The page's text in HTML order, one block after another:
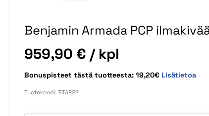
Benjamin Armada PCP
Hinta
959,90 € / kpl
Bonuspisteet tästä tuotteesta: 19,20€ Lisätietoa
Tuotekoodi: BTAP22